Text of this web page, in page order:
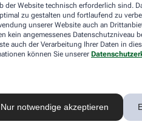
der Website technisch erforderlich sind.
zu gestalten und fortlaufend zu
unserer Website auch an
kein angemessenes Datenschutzniveau
auch der Verarbeitung Ihrer Daten in
können Sie unserer
Nur notwendige akzeptieren
durch Schwitzen
und
zusetzt. So kann
Zwei bis drei Liter täglich